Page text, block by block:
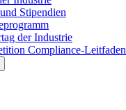
Stipendien
der Industrie
Compliance-Leitfaden